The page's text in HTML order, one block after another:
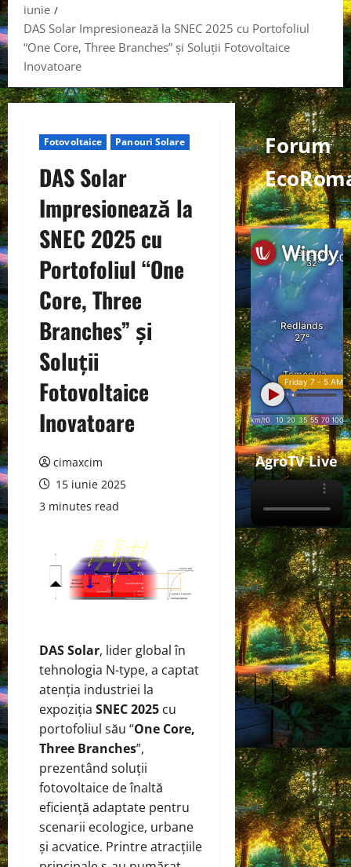
iunie
DAS Solar Impresionează la SNEC 2025 cu Portofoliul
“One Core, Three Branches” și Soluții Fotovoltaice
Inovatoare
Fotovoltaice Panouri Solare
DAS Solar
Impresionează la
SNEC 2025 cu
Portofoliul “One
Core, Three
Branches” și
Soluții
Fotovoltaice
Inovatoare
cimaxcim
15 iunie 2025
3 minutes read
DAS Solar, lider global în
tehnologia N-type, a captat
atenția industriei la
expoziția SNEC 2025 cu
portofoliul său “One Core,
Three Branches”,
prezentând soluții
fotovoltaice de înaltă
eficiență adaptate pentru
scenarii ecologice, urbane
și acvatice. Printre atracțiile
Forum
AgroTV Live